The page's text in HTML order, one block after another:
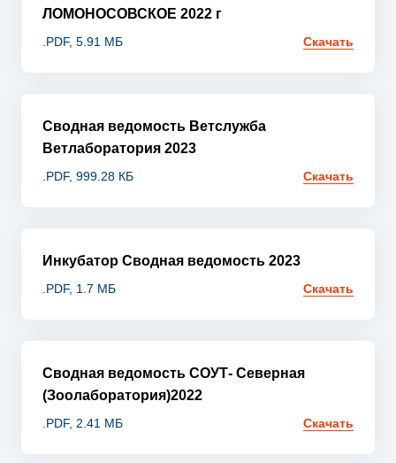
ЛОМОНОСОВСКОЕ 2022 г
.PDF, 5.91 МБ Скачать
Сводная ведомость Ветслужба
Ветлаборатория 2023
.PDF, 999.28 КБ Скачать
Инкубатор Сводная ведомость 2023
.PDF, 1.7 МБ Скачать
Сводная ведомость СОУТ- Северная
(Зоолаборатория)2022
.PDF, 2.41 МБ Скачать